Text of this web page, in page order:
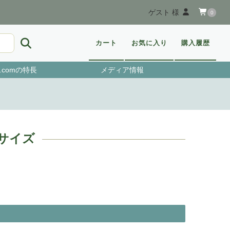
ゲスト 様 0
カート お気に入り 購入履歴
の特長 メディア情報
イズ